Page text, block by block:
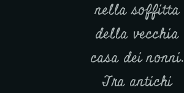
nella soffitta
della vecchia
casa dei nonni.
Tra antichi